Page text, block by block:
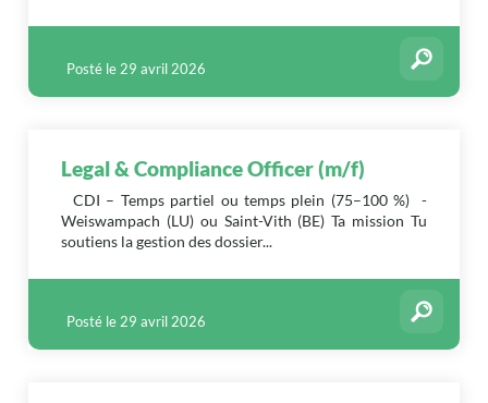
Posté le 29 avril 2026
Legal & Compliance Officer (m/f)
CDI – Temps partiel ou temps plein (75–100 %) -
Weiswampach (LU) ou Saint-Vith (BE) Ta mission Tu
soutiens la gestion des dossier...
Posté le 29 avril 2026